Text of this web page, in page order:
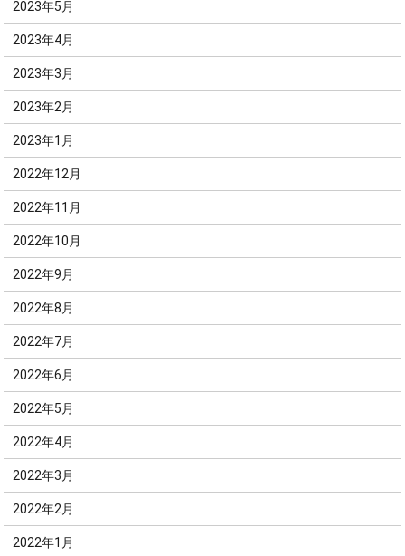
2023年5月
2023年4月
2023年3月
2023年2月
2023年1月
2022年12月
2022年11月
2022年10月
2022年9月
2022年8月
2022年7月
2022年6月
2022年5月
2022年4月
2022年3月
2022年2月
2022年1月